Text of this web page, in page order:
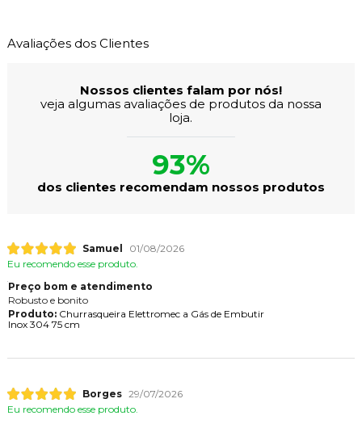
Avaliações dos Clientes
Nossos clientes falam por nós!
veja algumas avaliações de produtos da nossa
loja.
93%
dos clientes recomendam nossos produtos
Samuel
01/08/2026
Eu recomendo esse produto.
Preço bom e atendimento
Robusto e bonito
Produto:Churrasqueira Elettromec a Gás de Embutir
Inox 304 75 cm
Borges 29/07/2026
Eu recomendo esse produto.